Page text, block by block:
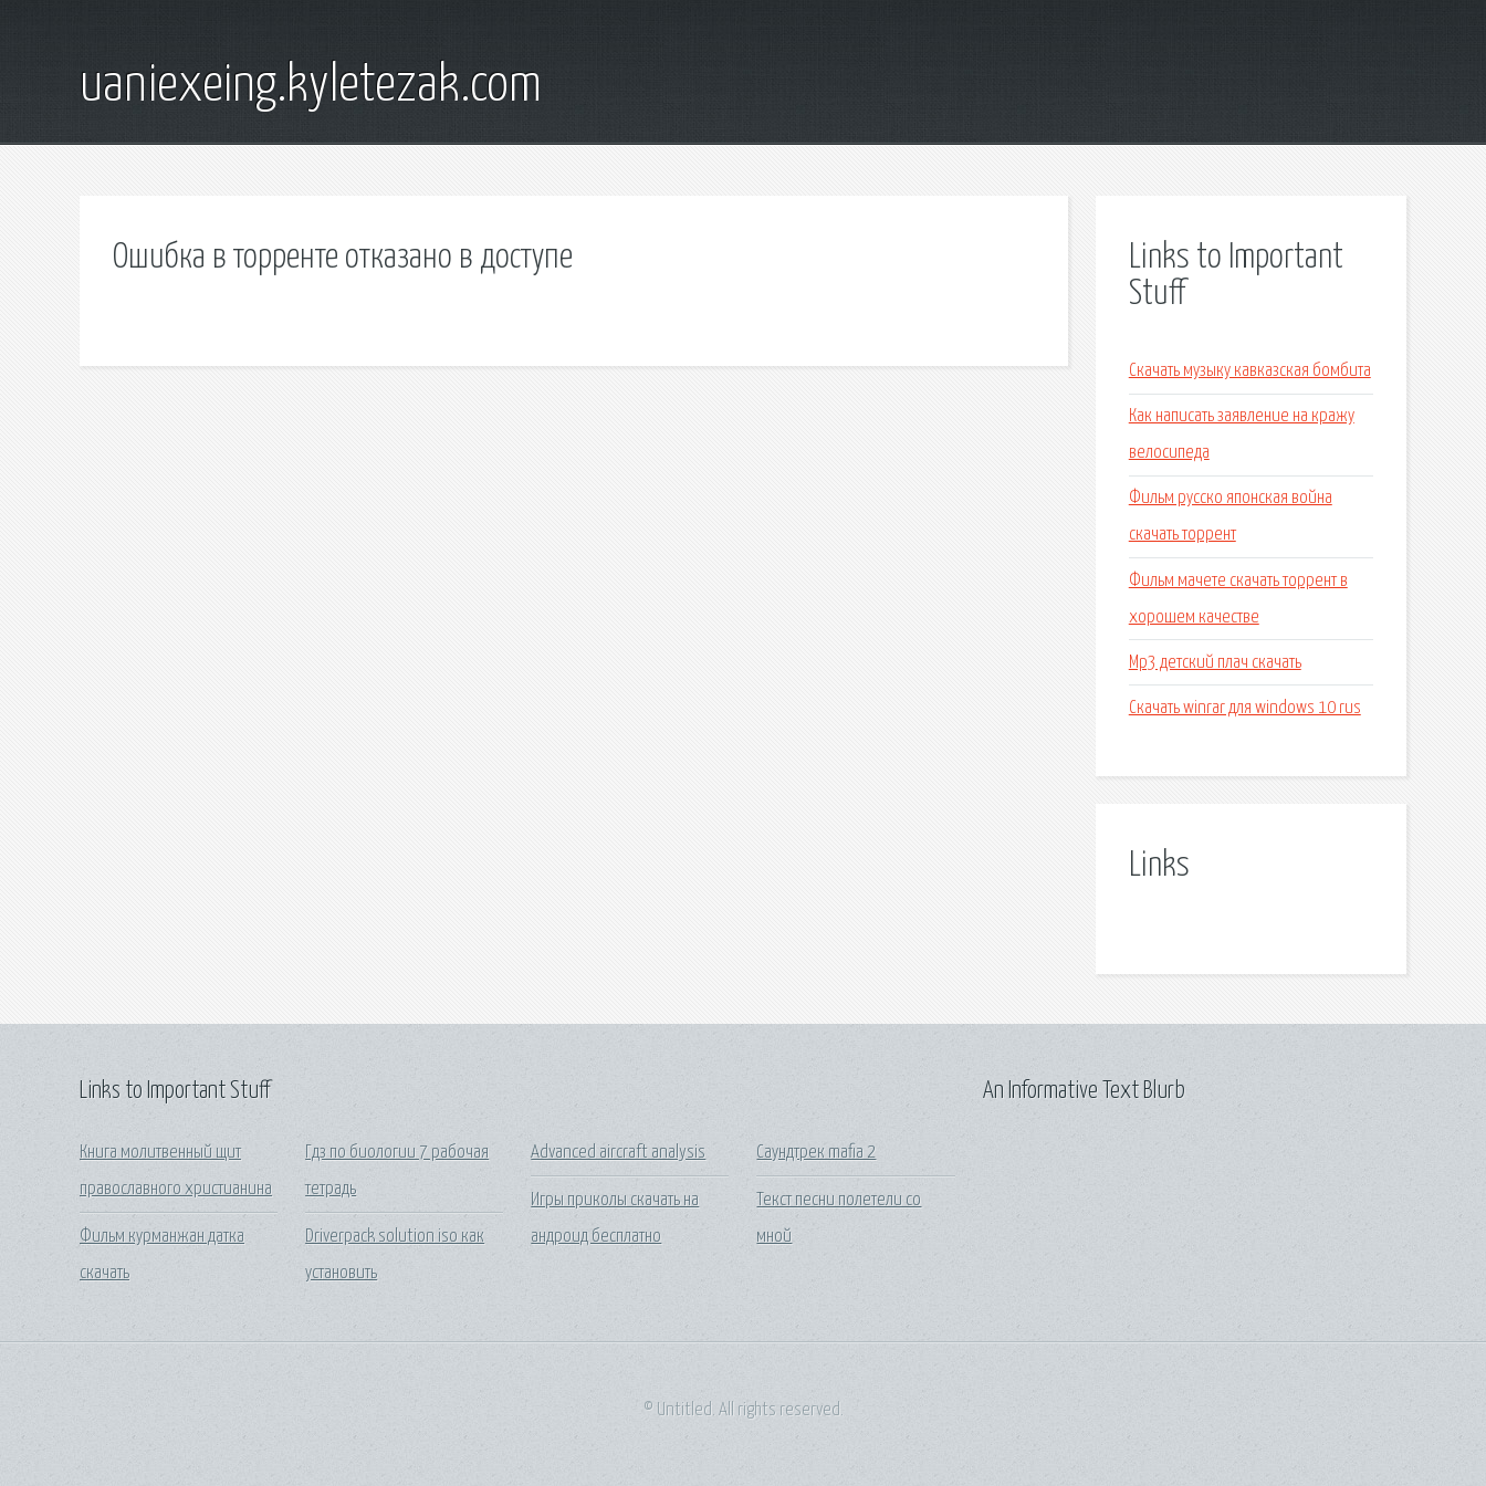
uaniexeing.kyletezak.com
Ошибка в торренте отказано в доступе
Links to Important
Stuff
Скачать музыку кавказская бомбита
Как написать заявление на кражу
велосипеда
Фильм русско японская война
скачать торрент
Фильм мачете скачать торрент в
хорошем качестве
Mp3 детский плач скачать
Скачать winrar для windows 10 rus
Links
Links to Important Stuff
Книга молитвенный щит
православного христианина
Фильм курманжан датка
скачать
Гдз по биологии 7 рабочая
тетрадь
Driverpack solution iso как
установить
Advanced aircraft analysis
Игры приколы скачать на
андроид бесплатно
Саундтрек mafia 2
Текст песни полетели со
мной
An Informative Text Blurb
© Untitled. All rights reserved.